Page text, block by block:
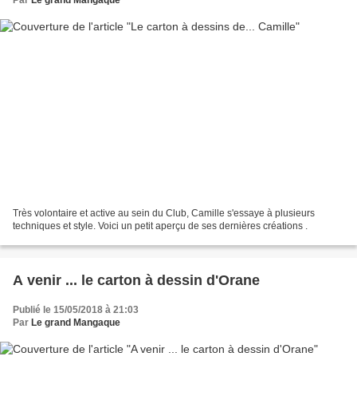
Très volontaire et active au sein du Club, Camille s'essaye à plusieurs
techniques et style. Voici un petit aperçu de ses dernières créations .
A venir ... le carton à dessin d'Orane
Publié le 15/05/2018 à 21:03
Par Le grand Mangaque